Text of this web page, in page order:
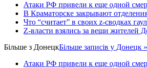
Атаки РФ привели к еще одной
В Краматорске закрывают
Что “считает” в своих z-сводках
Z-власти взялись за вещи жителей
Більше з ДонецкБільше записів у Донецк »
Атаки РФ привели к еще одной